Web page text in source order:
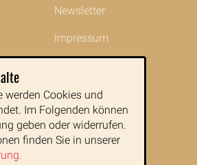
Newsletter
Impressum
Datenschutz
Datenschutz
werden Cookies und
Im Folgenden können
geben oder widerrufen.
finden Sie in unserer